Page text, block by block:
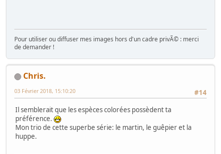
Pour utiliser ou diffuser mes images hors d'un cadre privÃ© : merci
de demander !
Chris.
#14
03 Février 2018, 15:10:20
Il semblerait que les espèces colorées possèdent ta
préférence.
Mon trio de cette superbe série: le martin, le guêpier et la
huppe.